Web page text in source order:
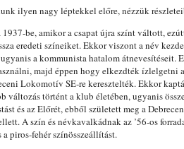
ilyen nagy léptekkel előre, nézzük
be, amikor a csapat újra színt váltott,
eredeti színeiket. Ekkor viszont a név
a kommunista hatalom átnevesítéseit.
majd éppen hogy elkezdték ízlelgetni
Lokomotív SE-re keresztelték. Ekkor
változás történt a klub életében, ugyanis
és az Előrét, ebből született meg a
A szín és névkavalkádnak az ’56-os
a piros-fehér színösszeállítást.